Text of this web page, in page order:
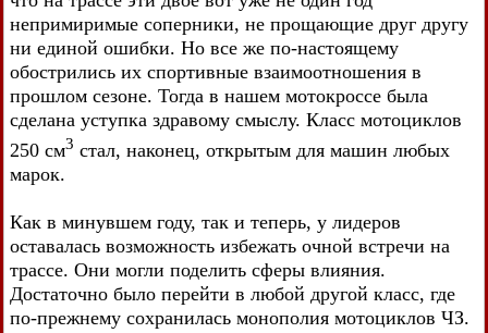
непримиримые соперники, не прощающие друг другу
ни единой ошибки. Но все же по-настоящему
обострились их спортивные взаимоотношения в
прошлом сезоне. Тогда в нашем мотокроссе была
сделана уступка здравому смыслу. Класс мотоциклов
250 см3 стал, наконец, открытым для машин любых
марок.
Как в минувшем году, так и теперь, у лидеров
оставалась возможность избежать очной встречи на
трассе. Они могли поделить сферы влияния.
Достаточно было перейти в любой другой класс, где
по-прежнему сохранилась монополия мотоциклов ЧЗ.